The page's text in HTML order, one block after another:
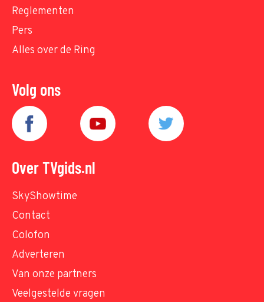
Reglementen
Pers
Alles over de Ring
Volg ons
Over TVgids.nl
SkyShowtime
Contact
Colofon
Adverteren
Van onze partners
Veelgestelde vragen